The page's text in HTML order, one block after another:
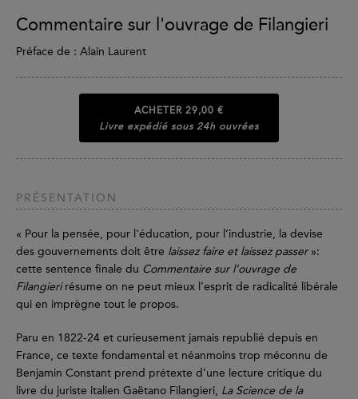
Commentaire sur l'ouvrage de Filangieri
Préface de : Alain Laurent
ACHETER 29,00 €
Livre expédié sous 24h ouvrées
PRÉSENTATION
« Pour la pensée, pour l'éducation, pour l’industrie, la devise
des gouvernements doit être laissez faire et laissez passer»:
cette sentence finale du Commentaire sur l’ouvrage de
Filangierirésume on ne peut mieux l’esprit de radicalité libérale
qui en imprègne tout le propos.
Paru en 1822-24 et curieusement jamais republié depuis en
France, ce texte fondamental et néanmoins trop méconnu de
Benjamin Constant prend prétexte d’une lecture critique du
livre du juriste italien Gaëtano Filangieri, La Science de la